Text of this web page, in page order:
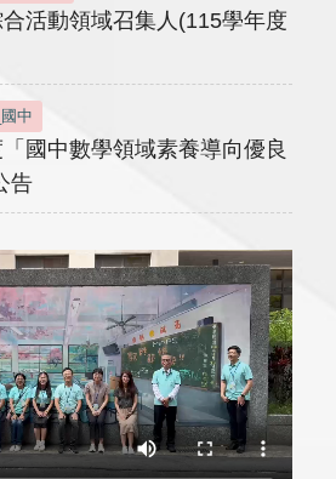
活動領域召集人(115學年度
中
國中數學領域素養導向優良
告